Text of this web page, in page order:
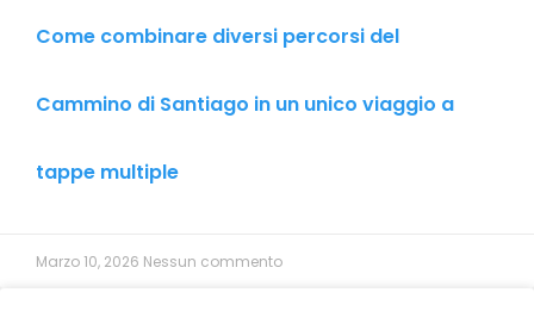
Come combinare diversi percorsi del
Cammino di Santiago in un unico viaggio a
tappe multiple
Marzo 10, 2026 Nessun commento